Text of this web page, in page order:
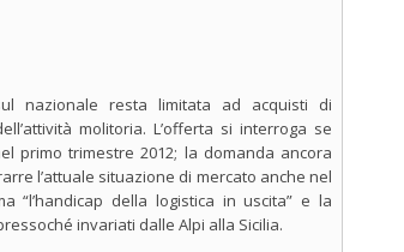
nazionale resta limitata ad acquisti di
molitoria. L’offerta si interroga se
primo trimestre 2012; la domanda ancora
l’attuale situazione di mercato anche nel
della logistica in uscita” e la
invariati dalle Alpi alla Sicilia.